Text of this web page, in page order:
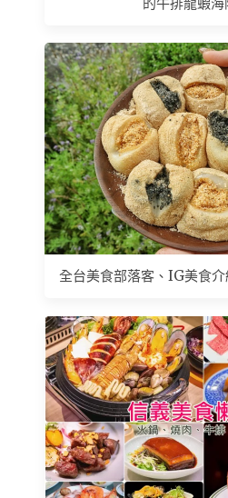
全台美食部落客、IG美食